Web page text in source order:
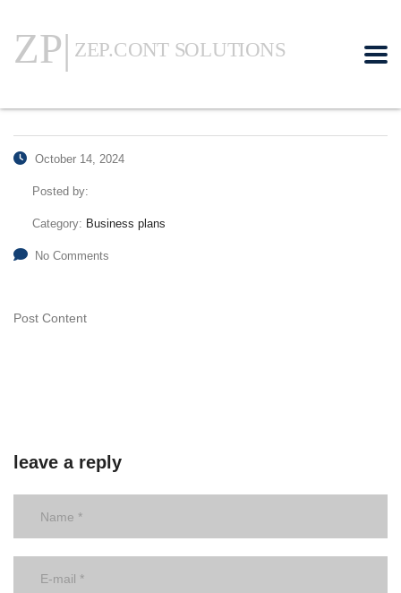
October 14, 2024
Posted by:
Category: Business plans
No Comments
Post Content
leave a reply